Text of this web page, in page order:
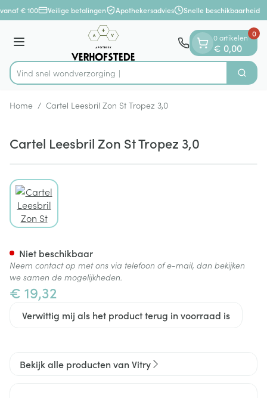
Ga naar de inhoud
1 van 1
€ 100 Veilige betalingen Apothekersadvies Snelle beschikbaarheid
Menu
Product, merk, categorie...
Vind snel wondverzo Zoek
0 artikelen
€ 0,00
0
Home / Cartel Leesbril Zon St Tropez 3,0
Cartel Leesbril Zon St Tropez 3,0
View larger image
€ 19,32
Verwittig mij als het product terug in voorraad is
Niet beschikbaar
Neem contact op met ons via telefoon of e-mail, dan bekijken
we samen de mogelijkheden.
Bekijk alle producten van Vitry